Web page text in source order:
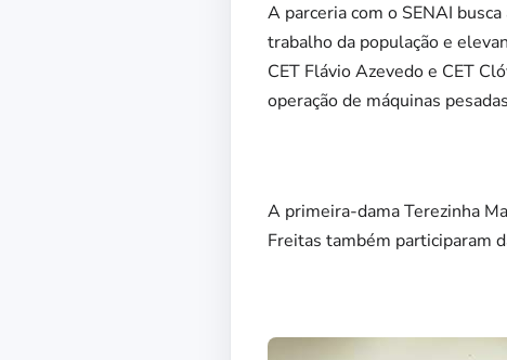
A parceria com o SENAI
trabalho da população e
CET Flávio Azevedo e CET
operação de máquinas
A primeira-dama Terezinha
Freitas também participaram